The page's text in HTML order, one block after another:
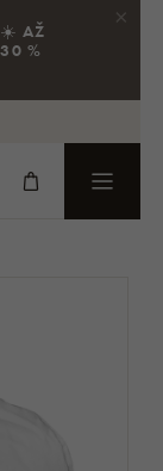
☀️ AŽ
%
×